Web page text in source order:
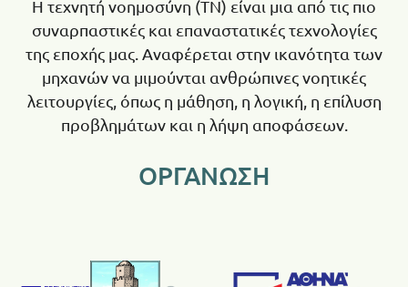
Η τεχνητή νοημοσύνη (ΤΝ) είναι μια από τις πιο
συναρπαστικές και επαναστατικές τεχνολογίες
της εποχής μας. Αναφέρεται στην ικανότητα των
μηχανών να μιμούνται ανθρώπινες νοητικές
λειτουργίες, όπως η μάθηση, η λογική, η επίλυση
προβλημάτων και η λήψη αποφάσεων.
ΟΡΓΑΝΩΣΗ